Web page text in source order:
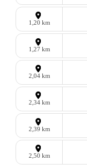
1,20 km
1,27 km
2,04 km
2,34 km
2,39 km
2,50 km